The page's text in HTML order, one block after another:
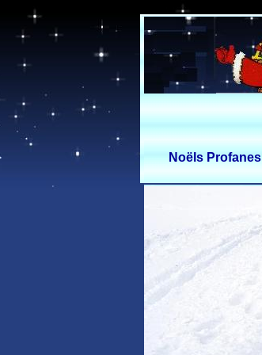
Noëls Profanes